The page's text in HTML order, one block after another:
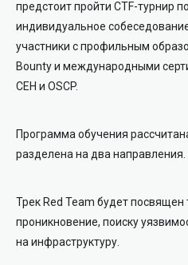
предстоит пройти CTF-турнир
индивидуальное
участники с профильным
Bounty и международными
CEH и OSCP.
Программа обучения
разделена на два направления.
Трек Red Team будет посвящен
проникновение, поиску
на инфраструктуру.